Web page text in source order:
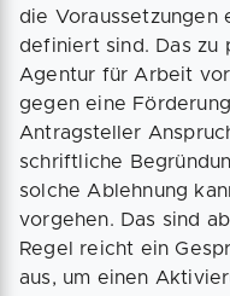
die Voraussetzungen
definiert sind. Das zu
Agentur für Arbeit
gegen eine
Antragsteller
schriftliche
solche Ablehnung
vorgehen. Das sind
Regel reicht ein
aus, um einen